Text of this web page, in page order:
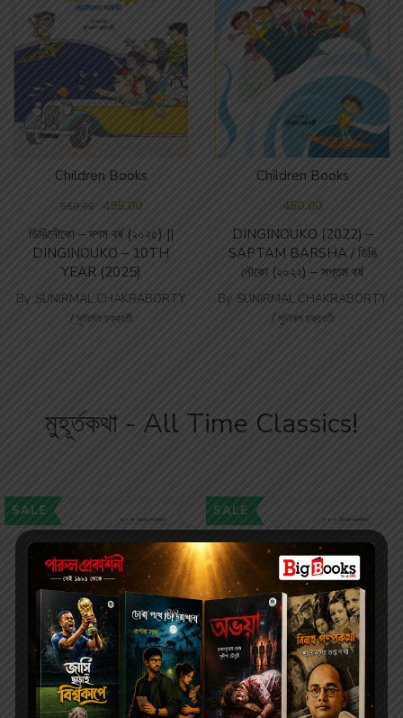
ডিঙিনৌকো – দশম বর্ষ (২০২৫) ||
DINGINOUKO – 10TH
YEAR (2025)
Children Books
550.00 495.00
By SUNIRMAL CHAKRABORTY
/ সুনির্মল চক্রবর্তী
DINGINOUKO (2022) –
SAPTAM BARSHA / ডিঙি
নৌকো (২০২২) – সপ্তম বর্ষ
Children Books
450.00
By SUNIRMAL CHAKRABORTY
/ সুনির্মল চক্রবর্তী
মুহূর্তকথা - All Time Classics!
SALE SALE